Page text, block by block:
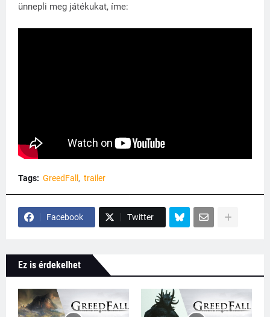
ünnepli meg játékukat, íme:
Tags: GreedFall trailer
Facebook Twitter
Ez is érdekelhet